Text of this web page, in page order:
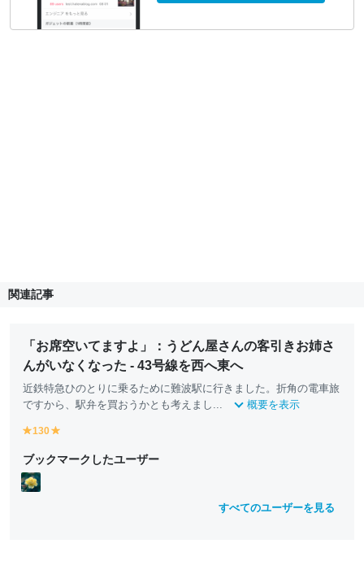
関連記事
「お席空いてますよ」：うどん屋さんの客引きお姉さ
んがいなくなった - 43号線を西へ東へ
近鉄特急ひのとりに乗るために難波駅に行きました。折角の電車旅
ですから、駅弁を買おうかとも考えまし...
概要を表示
y
ll
o
w
130
ll
ブックマークしたユーザー
すべてのユーザーを見る